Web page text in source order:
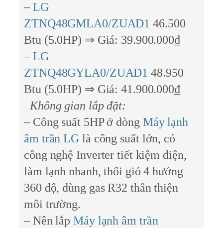
– LG
ZTNQ48GMLA0/ZUAD1 46.500
Btu (5.0HP) ⇒ Giá: 39.900.000₫
– LG
ZTNQ48GYLA0/ZUAD1 48.950
Btu (5.0HP) ⇒ Giá: 41.900.000₫
Không gian lắp đặt:
– Công suất 5HP ở dòng Máy lạnh
âm trần LG là công suất lớn, có
công nghệ Inverter tiết kiệm điện,
làm lạnh nhanh, thổi gió 4 hướng
360 độ, dùng gas R32 thân thiện
môi trường.
– Nên lắp Máy lạnh âm trần